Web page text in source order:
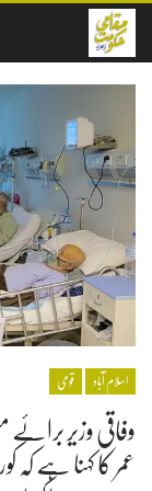
اسلام آباد قومی
وفاقی وزیر
عمر کا کہنا ہے کہ